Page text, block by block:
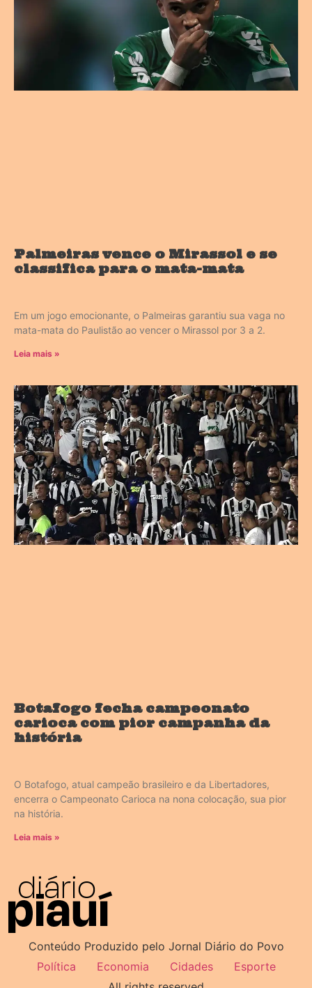
Palmeiras vence o Mirassol e se
classifica para o mata-mata
Em um jogo emocionante, o Palmeiras garantiu sua vaga no
mata-mata do Paulistão ao vencer o Mirassol por 3 a 2.
Leia mais »
Botafogo fecha campeonato
carioca com pior campanha da
história
O Botafogo, atual campeão brasileiro e da Libertadores,
encerra o Campeonato Carioca na nona colocação, sua pior
na história.
Leia mais »
Conteúdo Produzido pelo Jornal Diário do Povo
Política
Economia Cidades
Esporte